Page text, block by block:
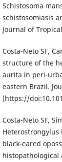
Schistosoma
schistosomiasis
Journal of
Costa-Neto SF,
structure of the
aurita in peri-
eastern Brazil.
(https://
Costa-Neto SF,
Heterostrongylus
black-eared
histopathological